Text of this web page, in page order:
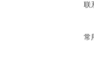
联
常